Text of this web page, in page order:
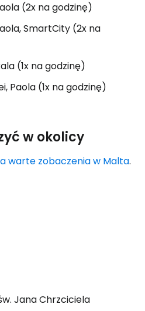
(2x na godzinę)
SmartCity (2x na
(1x na godzinę)
Paola (1x na godzinę)
w okolicy
warte zobaczenia w Malta.
Jana Chrzciciela